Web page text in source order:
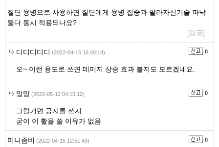
질딘 용병으로 사용하면 질딘에게 용병 집중과 팔라자신기술 파낙
둘다 동시 적용되나요?
[답글]
디디디디디 (2022-04-15 16:40:14) 0
오~ 이런 용도로 쓰면 데미지 상승 효과 볼지도 모르겠네요.
망망 (2022-05-12 04:15:12) 0
그럴거면 긍지를 쓰지
굳이 이 활을 쓸 이유가 없음
미니좀비 (2022-04-15 12:51:49) 0